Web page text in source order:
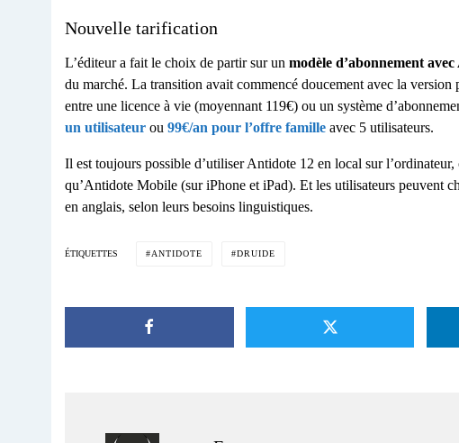
Nouvelle tarification
L’éditeur a fait le choix de partir sur un modèle d’abonnement
du marché. La transition avait commencé doucement avec la
entre une licence à vie (moyennant 119€) ou un système
un utilisateur ou 99€/an pour l’offre famille avec 5 utilisateurs.
Il est toujours possible d’utiliser Antidote 12 en local sur
qu’Antidote Mobile (sur iPhone et iPad). Et les utilisateurs peuvent
en anglais, selon leurs besoins linguistiques.
ÉTIQUETTES ANTIDOTE DRUIDE